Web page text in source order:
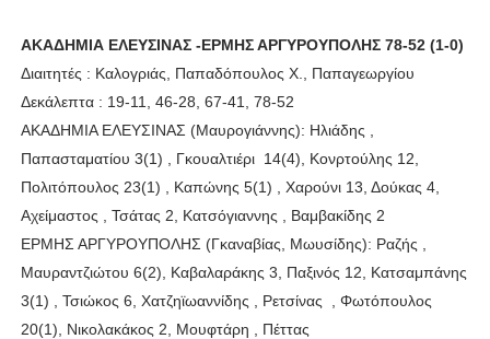
ΑΚΑΔΗΜΙΑ ΕΛΕΥΣΙΝΑΣ -ΕΡΜΗΣ ΑΡΓΥΡΟΥΠΟΛΗΣ 78-52 (1-0)
Διαιτητές : Καλογριάς, Παπαδόπουλος Χ., Παπαγεωργίου
Δεκάλεπτα : 19-11, 46-28, 67-41, 78-52
ΑΚΑΔΗΜΙΑ ΕΛΕΥΣΙΝΑΣ (Μαυρογιάννης): Ηλιάδης ,
Παπασταματίου 3(1) , Γκουαλτιέρι 14(4), Κονρτούλης 12,
Πολιτόπουλος 23(1) , Καπώνης 5(1) , Χαρούνι 13, Δούκας 4,
Αχείμαστος , Τσάτας 2, Κατσόγιαννης , Βαμβακίδης 2
ΕΡΜΗΣ ΑΡΓΥΡΟΥΠΟΛΗΣ (Γκαναβίας, Μωυσίδης): Ραζής ,
Μαυραντζιώτου 6(2), Καβαλαράκης 3, Παξινός 12, Κατσαμπάνης
3(1) , Τσιώκος 6, Χατζηϊωαννίδης , Ρετσίνας
, Φωτόπουλος
20(1), Νικολακάκος 2, Μουφτάρη , Πέττας